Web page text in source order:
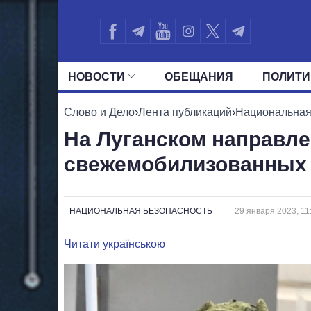
НОВОСТИ ОБЕЩАНИЯ
ВСЕ ПОЛИТИКИ ПРЕЗИДЕНТ И
Слово и Дело›Лента публикаций›
На Луганском
свежемобилизованных
НАЦИОНАЛЬНАЯ БЕЗОПАСНОСТЬ 29 января 2023,
Читати українською